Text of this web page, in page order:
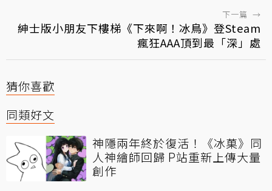
下一篇 →
紳士版小朋友下樓梯《下來啊！冰鳥》登Steam
瘋狂AAA頂到最「深」處
猜你喜歡
同類好文
神隱兩年終於復活！《冰菓》同
人神繪師回歸 P站重新上傳大量
創作